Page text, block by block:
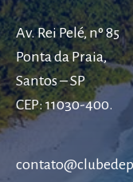
Av. Rei Pelé, nº 85
Ponta da Praia,
Santos – SP
CEP: 11030-400.